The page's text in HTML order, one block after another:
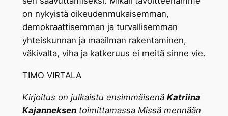
on nykyistä oikeudenmukaisemman,
demokraattisemman ja turvallisemman
yhteiskunnan ja maailman rakentaminen,
väkivalta, viha ja katkeruus ei meitä sinne vie.
TIMO VIRTALA
Kirjoitus on julkaistu ensimmäisenä Katriina
Kajanneksentoimittamassa Missä mennään